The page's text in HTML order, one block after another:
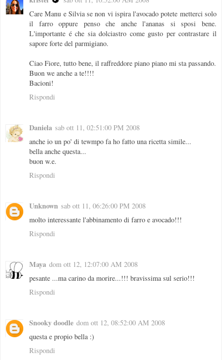
Care Manu e Silvia se non vi ispira l'avocado potete metterci solo
il farro oppure penso che anche l'ananas si sposi bene.
L'importante é che sia dolciastro come gusto per contrastare il
sapore forte del parmigiano.
Ciao Fiore, tutto bene, il raffreddore piano piano mi sta passando.
Buon we anche a te!!!!
Bacioni!
Rispondi
Daniela sab ott 11, 02:51:00 PM 2008
anche io un po' di tewmpo fa ho fatto una ricetta simile...
bella anche questa...
buon w.e.
Rispondi
Unknown sab ott 11, 06:26:00 PM 2008
molto interessante l'abbinamento di farro e avocado!!!
Rispondi
Maya dom ott 12, 12:07:00 AM 2008
pesante ...ma carino da morire...!!! bravissima sul serio!!!
Rispondi
Snooky doodle dom ott 12, 08:52:00 AM 2008
questa e propio bella :)
Rispondi